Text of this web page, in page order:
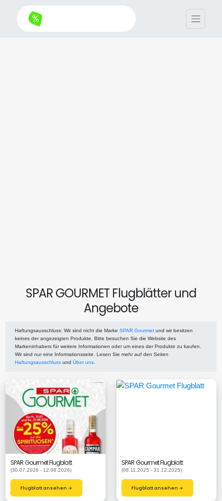
SPAR GOURMET Flugblätter und
Angebote
Haftungsausschluss: Wir sind nicht die Marke SPAR Gourmet und wir besitzen
keines der angezeigten Produkte. Bitte besuchen Sie die Website des
Markeninhabers für weitere Informationen oder um eines der Produkte zu kaufen.
Wir sind nur eine Informationsseite. Lesen Sie mehr auf den Seiten
Haftungsausschluss und Über uns
SPAR Gourmet Flugblatt
(30.07.2026 - 12.08.2026)
Flugblatt ansehen →
SPAR Gourmet Flugblatt
(08.11.2025 - 31.12.2025)
Flugblatt ansehen →